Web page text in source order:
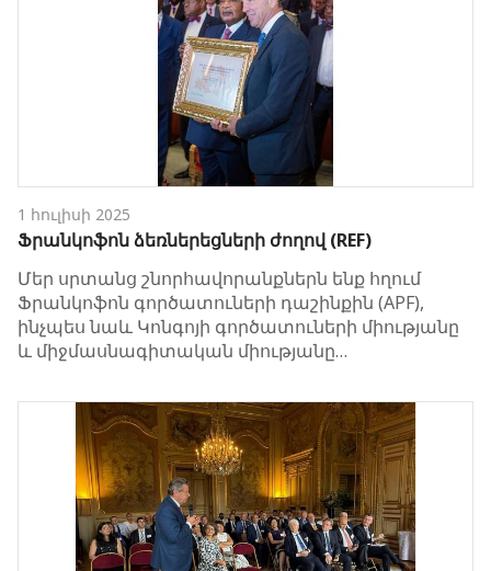
1 հուլիսի 2025
Ֆրանկոֆոն ձեռներեցների ժողով (REF)
Մեր սրտանց շնորհավորանքներն ենք հղում
Ֆրանկոֆոն գործատուների դաշինքին (APF),
ինչպես նաև Կոնգոյի գործատուների միությանը
և միջմասնագիտական միությանը…